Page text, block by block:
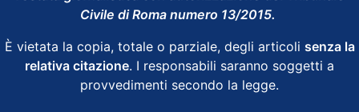
Civile di Roma numero 13/2015.
È vietata la copia, totale o parziale, degli articoli senza la
relativa citazione. I responsabili saranno soggetti a
provvedimenti secondo la legge.